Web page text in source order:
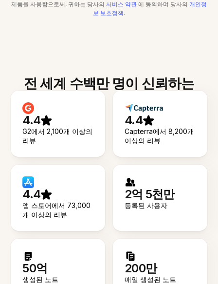
제품을 사용함으로써, 귀하는 당사의 서비스 약관 에 동의하며 당사의 개인정
보 보호정책.
전 세계 수백만 명이 신뢰하는
4.4
G2에서 2,100개 이상의
리뷰
4.4
Capterra에서 8,200개
이상의 리뷰
4.4
앱 스토어에서 73,000
개 이상의 리뷰
2억 5천만
등록된 사용자
50억
생성된 노트
200만
매일 생성된 노트